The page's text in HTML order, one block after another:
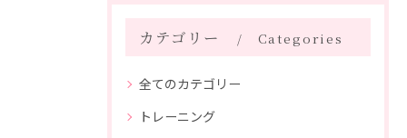
カテゴリー Categories
全てのカテゴリー
トレーニング